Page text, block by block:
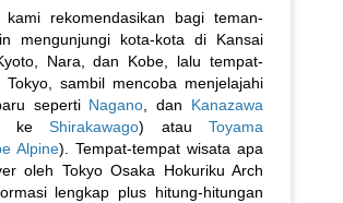
rekomendasikan bagi teman-
mengunjungi kota-kota di Kansai
Nara, dan Kobe, lalu tempat-
sambil mencoba menjelajahi
seperti Nagano , dan Kanazawa
keShirakawago) atauToyama
Alpine). Tempat-tempat wisata apa
oleh Tokyo Osaka Hokuriku Arch
lengkap plus hitung-hitungan